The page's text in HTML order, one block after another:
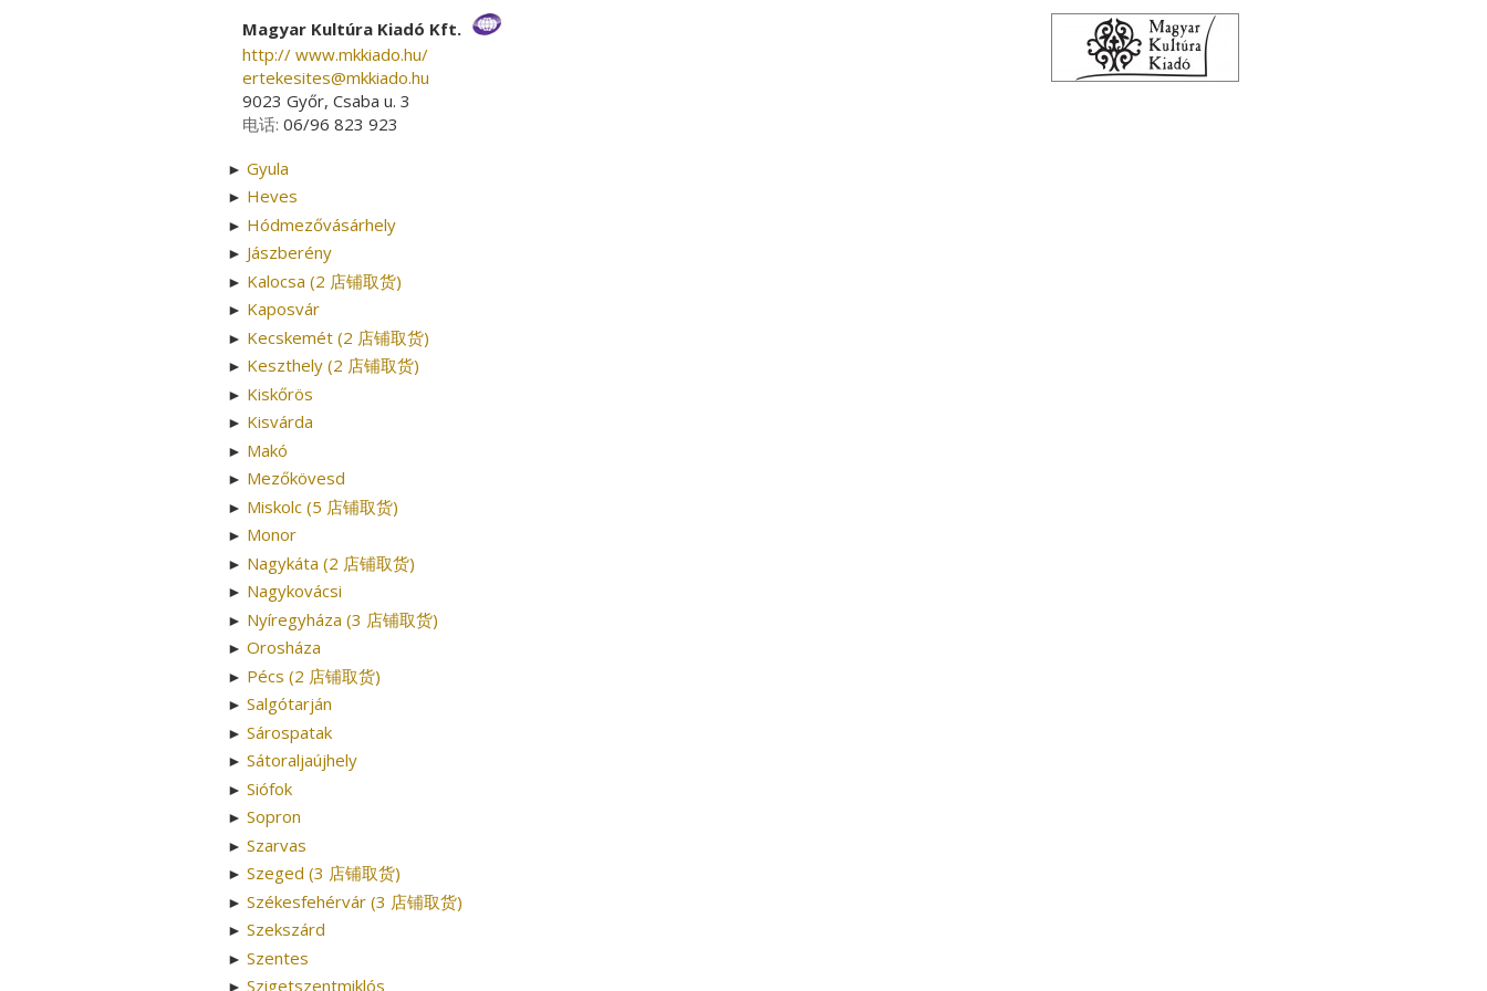
Magyar Kultúra Kiadó Kft.
http:// www.mkkiado.hu/
ertekesites­@­mkkiado.hu
9023 Győr, Csaba u. 3
电话: 06/96 823 923
► Gyula
► Heves
► Hódmezővásárhely
► Jászberény
► Kalocsa (2 店铺取货)
► Kaposvár
► Kecskemét (2 店铺取货)
► Keszthely (2 店铺取货)
► Kiskőrös
► Kisvárda
► Makó
► Mezőkövesd
► Miskolc (5 店铺取货)
► Monor
► Nagykáta (2 店铺取货)
► Nagykovácsi
► Nyíregyháza (3 店铺取货)
► Orosháza
► Pécs (2 店铺取货)
► Salgótarján
► Sárospatak
► Sátoraljaújhely
► Siófok
► Sopron
► Szarvas
► Szeged (3 店铺取货)
► Székesfehérvár (3 店铺取货)
► Szekszárd
► Szentes
► Szigetszentmiklós